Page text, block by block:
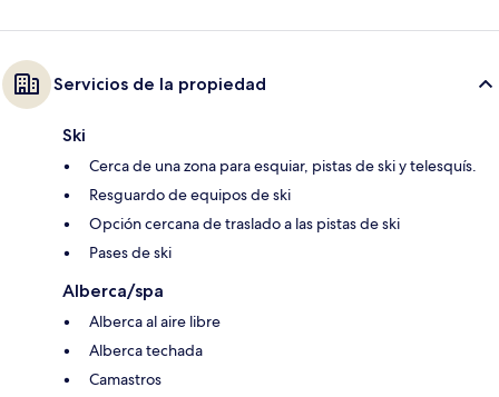
Servicios de la propiedad
Ski
Cerca de una zona para esquiar, pistas de ski y telesquís.
Resguardo de equipos de ski
Opción cercana de traslado a las pistas de ski
Pases de ski
Alberca/spa
Alberca al aire libre
Alberca techada
Camastros